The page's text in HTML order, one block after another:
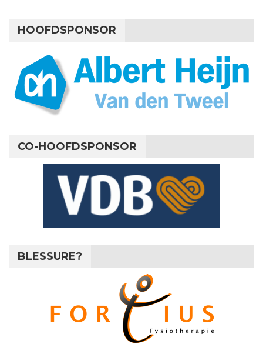
HOOFDSPONSOR
CO-HOOFDSPONSOR
BLESSURE?